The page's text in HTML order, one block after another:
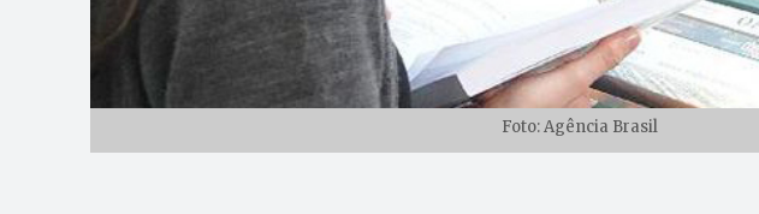
Foto: Agência Brasil